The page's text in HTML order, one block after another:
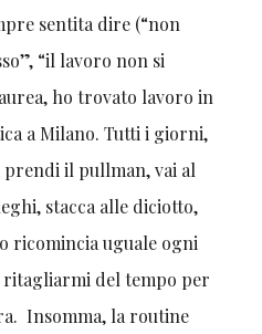
sentita dire (“non
“il lavoro non si
ho trovato lavoro in
a Milano. Tutti i giorni,
prendi il pullman, vai al
stacca alle diciotto,
ricomincia uguale ogni
del tempo per
Insomma, la routine